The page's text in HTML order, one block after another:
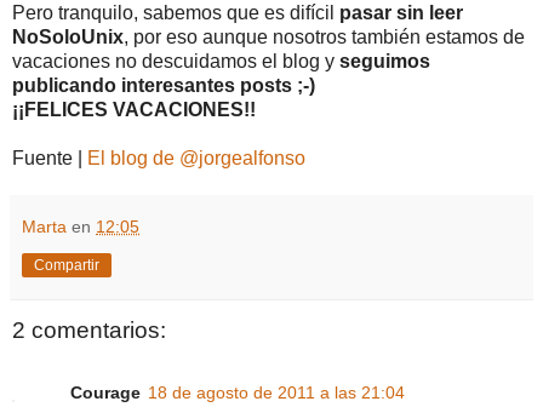
Pero tranquilo, sabemos que es difícil pasar sin leer
NoSoloUnix, por eso aunque nosotros también estamos de
vacaciones no descuidamos el blog y seguimos
publicando interesantes posts ;-)
¡¡FELICES VACACIONES!!
Fuente | El blog de @jorgealfonso
Marta en 12:05
Compartir
2 comentarios:
Courage 18 de agosto de 2011 a las 21:04